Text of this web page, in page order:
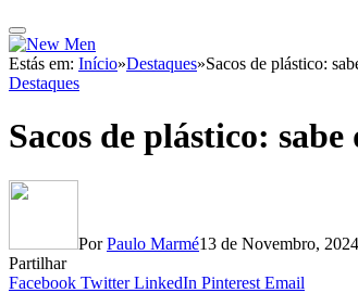
Estás em: Início»Destaques»Sacos de plástico:
Destaques
Sacos de plástico:
Por Paulo Marmé13 de Novembro, 2024
Partilhar
Facebook Twitter LinkedIn Pinterest Email